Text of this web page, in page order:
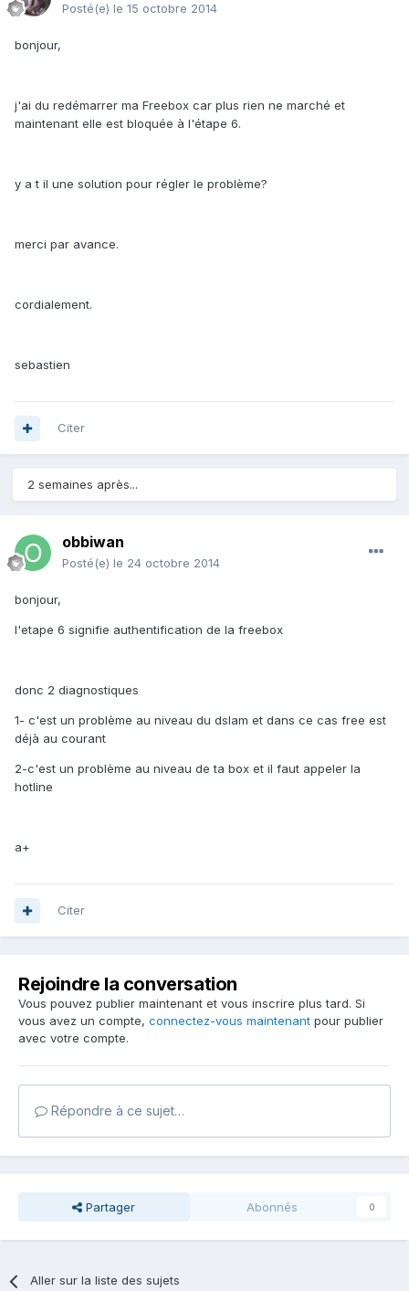
Posté(e) le 15 octobre 2014
bonjour,
j'ai du redémarrer ma Freebox car plus rien ne marché et
maintenant elle est bloquée à l'étape 6.
y a t il une solution pour régler le problème?
merci par avance.
cordialement.
sebastien
Citer
2 semaines après...
obbiwan
Posté(e) le 24 octobre 2014
bonjour,
l'etape 6 signifie authentification de la freebox
donc 2 diagnostiques
1- c'est un problème au niveau du dslam et dans ce cas free est
déjà au courant
2-c'est un problème au niveau de ta box et il faut appeler la
hotline
a+
Citer
Rejoindre la conversation
Vous pouvez publier maintenant et vous inscrire plus tard. Si
vous avez un compte, connectez-vous maintenant pour publier
avec votre compte.
Répondre à ce sujet…
Partager Abonnés 0
Aller sur la liste des sujets